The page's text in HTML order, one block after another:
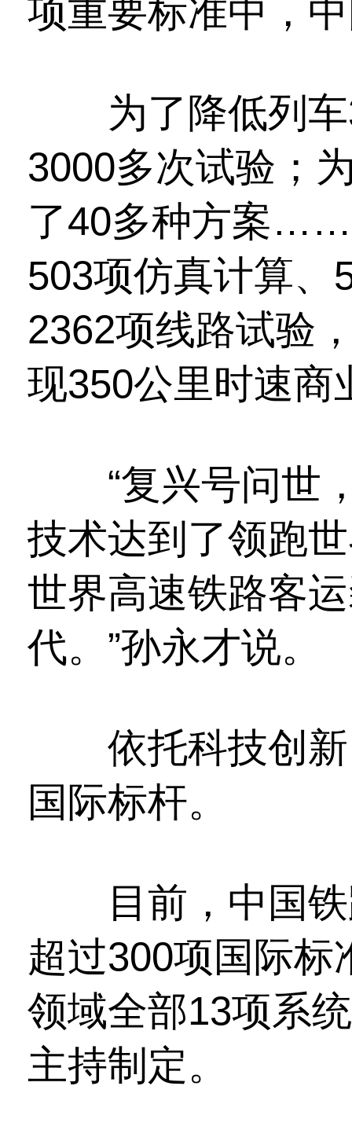
项重要标准中，
为了降低列车
3000多次试验；
了40多种方案……
503项仿真计算、
2362项线路试验
现350公里时速商
“复兴号问世，
技术达到了领跑
世界高速铁路客
代。”孙永才说。
依托科技创新
国际标杆。
目前，中国铁
超过300项国际标
领域全部13项系
主持制定。